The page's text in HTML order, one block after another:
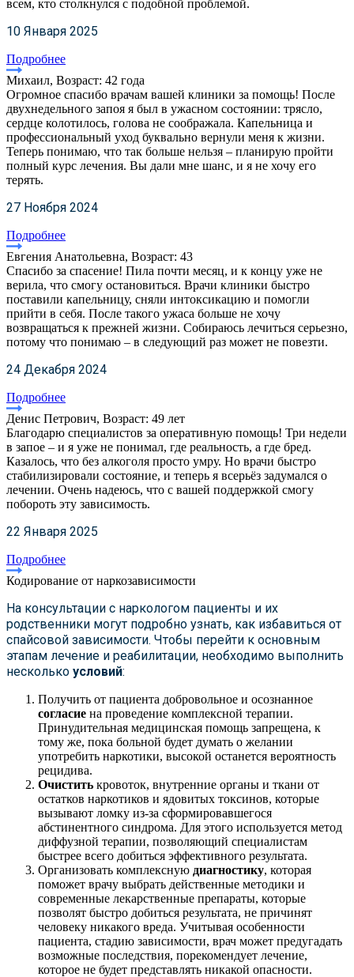
всем, кто столкнулся с подобной проблемой.
10 Января 2025
Подробнее
Михаил, Возраст: 42 года
Огромное спасибо врачам вашей клиники за помощь! После
двухнедельного запоя я был в ужасном состоянии: трясло,
сердце колотилось, голова не соображала. Капельница и
профессиональный уход буквально вернули меня к жизни.
Теперь понимаю, что так больше нельзя – планирую пройти
полный курс лечения. Вы дали мне шанс, и я не хочу его
терять.
27 Ноября 2024
Подробнее
Евгения Анатольевна, Возраст: 43
Спасибо за спасение! Пила почти месяц, и к концу уже не
верила, что смогу остановиться. Врачи клиники быстро
поставили капельницу, сняли интоксикацию и помогли
прийти в себя. После такого ужаса больше не хочу
возвращаться к прежней жизни. Собираюсь лечиться серьезно,
потому что понимаю – в следующий раз может не повезти.
24 Декабря 2024
Подробнее
Денис Петрович, Возраст: 49 лет
Благодарю специалистов за оперативную помощь! Три недели
в запое – и я уже не понимал, где реальность, а где бред.
Казалось, что без алкоголя просто умру. Но врачи быстро
стабилизировали состояние, и теперь я всерьёз задумался о
лечении. Очень надеюсь, что с вашей поддержкой смогу
побороть эту зависимость.
22 Января 2025
Подробнее
Кодирование от наркозависимости
На консультации с наркологом пациенты и их
родственники могут подробно узнать, как избавиться от
спайсовой зависимости. Чтобы перейти к основным
этапам лечение и реабилитации, необходимо выполнить
несколько условий:
Получить от пациента добровольное и осознанное
согласие на проведение комплексной терапии.
Принудительная медицинская помощь запрещена, к
тому же, пока больной будет думать о желании
употребить наркотики, высокой останется вероятность
рецидива.
Очистить кровоток, внутренние органы и ткани от
остатков наркотиков и ядовитых токсинов, которые
вызывают ломку из-за сформировавшегося
абстинентного синдрома. Для этого используется метод
диффузной терапии, позволяющий специалистам
быстрее всего добиться эффективного результата.
Организовать комплексную диагностику, которая
поможет врачу выбрать действенные методики и
современные лекарственные препараты, которые
позволят быстро добиться результата, не причинят
человеку никакого вреда. Учитывая особенности
пациента, стадию зависимости, врач может предугадать
возможные последствия, порекомендует лечение,
которое не будет представлять никакой опасности.